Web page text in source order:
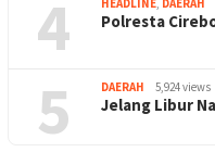
4 HEADLINE, DAERAH
Polresta
5 DAERAH 5,924 views
Jelang Libur